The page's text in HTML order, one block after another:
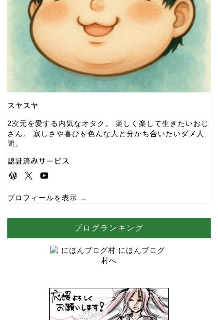
スヤスヤ
2次元を愛する内気なオタク。 楽しく楽して生きたいおじ
さん。 寂しさや喜びを色んな人と分かち合いたいダメ人
間。
認証済みサービス
プロフィールを表示 →
ブログランキング